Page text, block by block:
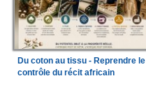
Du coton au tissu - Reprendre le
contrôle du récit africain